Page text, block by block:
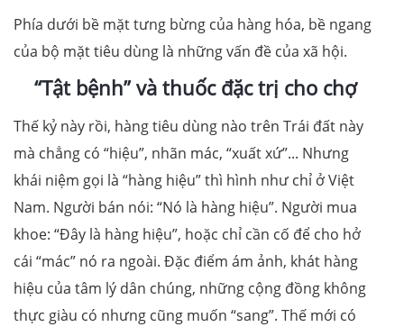
Phía dưới bề mặt tưng bừng của hàng hóa, bề ngang
của bộ mặt tiêu dùng là những vấn đề của xã hội.
“Tật bệnh” và thuốc đặc trị cho chợ
Thế kỷ này rồi, hàng tiêu dùng nào trên Trái đất này
mà chẳng có “hiệu”, nhãn mác, “xuất xứ”... Nhưng
khái niệm gọi là “hàng hiệu” thì hình như chỉ ở Việt
Nam. Người bán nói: “Nó là hàng hiệu”. Người mua
khoe: “Đây là hàng hiệu”, hoặc chỉ cần cố để cho hở
cái “mác” nó ra ngoài. Đặc điểm ám ảnh, khát hàng
hiệu của tâm lý dân chúng, những cộng đồng không
thực giàu có nhưng cũng muốn “sang”. Thế mới có